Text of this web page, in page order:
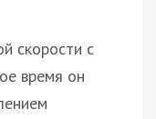
скорости с
время он